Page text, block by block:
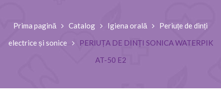
Prima pagină Catalog Igiena orală
Periuțe de dinți
electrice și sonice
PERIUȚA DE DINȚI SONICA WATERPIK
AT-50 E2